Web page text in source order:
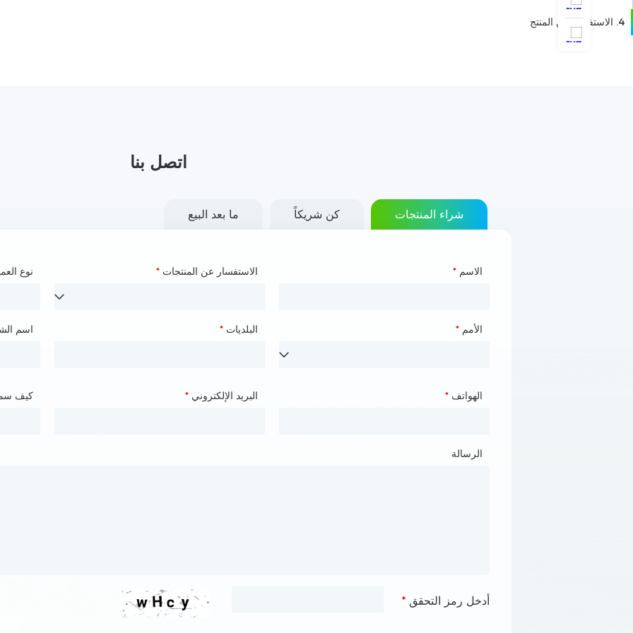
اتصل بنا
شراء المنتجات كن شريكاً ما بعد البيع
الاسم * الاستفسار عن المنتجات * نوع
الأمم * البلديات * اسم
الهواتف * البريد الإلكتروني * كيف
الرسالة
أدخل رمز التحقق *
نوع التعاون الاسم* اسم
الموقع الرسمي الأمم*
البريد الإلكتروني الهواتف* كيف
الرسالة
أدخل رمز التحقق *
4. الاستفسار عن المنتج